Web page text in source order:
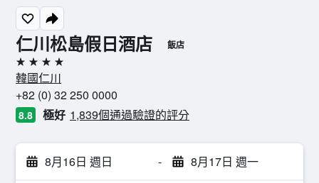
仁川松島假日酒店 飯店
4星級
韓國仁川
+82 (0) 32 250 0000
8.8 極好 1,839個通過驗證的評分
8月16日 週日 - 8月17日 週一